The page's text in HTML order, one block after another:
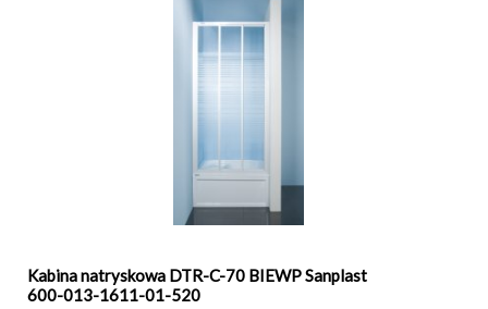
Kabina natryskowa DTR-C-70 BIEWP Sanplast
600-013-1611-01-520